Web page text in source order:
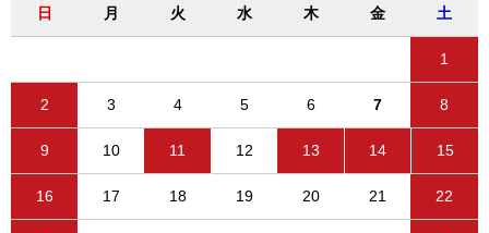
日 月 火 水 木 金 土
1
2 3 4 5 6 7 8
9 10 11 12 13 14 15
16 17 18 19 20 21 22